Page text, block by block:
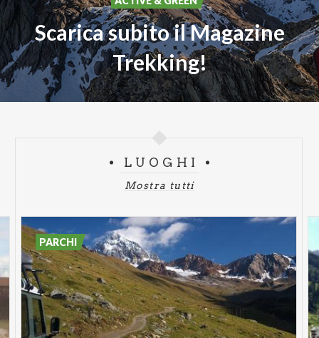
Scarica subito il Magazine
Trekking!
LUOGHI
Mostra tutti
PARCHI